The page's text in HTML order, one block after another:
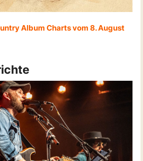
Album Charts vom 8. August